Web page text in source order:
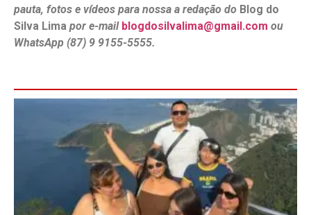
pauta, fotos e vídeos para nossa a redação do Blog do
Silva Lima por e-mail blogdosilvalima@gmail.com ou
WhatsApp (87) 9 9155-5555.